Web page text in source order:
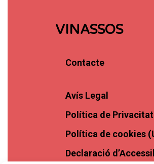
VINASSOS
Contacte
Avís Legal
Política de Privacitat
Política de cookies
Declaració